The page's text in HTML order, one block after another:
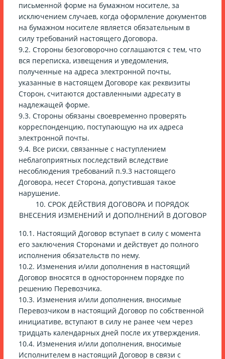
письменной форме на бумажном носителе, за
исключением случаев, когда оформление документов
на бумажном носителе является обязательным в
силу требований настоящего Договора.
9.2. Стороны безоговорочно соглашаются с тем, что
вся переписка, извещения и уведомления,
полученные на адреса электронной почты,
указанные в настоящем Договоре как реквизиты
Сторон, считаются доставленными адресату в
надлежащей форме.
9.3. Стороны обязаны своевременно проверять
корреспонденцию, поступающую на их адреса
электронной почты.
9.4. Все риски, связанные с наступлением
неблагоприятных последствий вследствие
несоблюдения требований п.9.3 настоящего
Договора, несет Сторона, допустившая такое
нарушение.
10. СРОК ДЕЙСТВИЯ ДОГОВОРА И ПОРЯДОК
ВНЕСЕНИЯ ИЗМЕНЕНИЙ И ДОПОЛНЕНИЙ В ДОГОВОР
10.1. Настоящий Договор вступает в силу с момента
его заключения Сторонами и действует до полного
исполнения обязательств по нему.
10.2. Изменения и/или дополнения в настоящий
Договор вносятся в одностороннем порядке по
решению Перевозчика.
10.3. Изменения и/или дополнения, вносимые
Перевозчиком в настоящий Договор по собственной
инициативе, вступают в силу не ранее чем через
тридцать календарных дней после их утверждения.
10.4. Изменения и/или дополнения, вносимые
Исполнителем в настоящий Договор в связи с